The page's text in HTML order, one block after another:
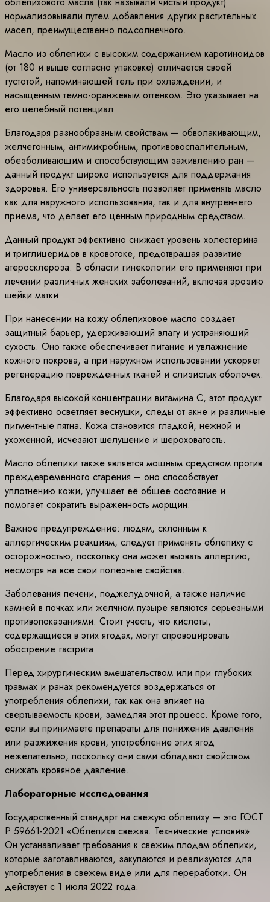
нормализовывали путем добавления других растительных
масел, преимущественно подсолнечного.
Масло из облепихи с высоким содержанием каротиноидов
(от 180 и выше согласно упаковке) отличается своей
густотой, напоминающей гель при охлаждении, и
насыщенным темно-оранжевым оттенком. Это указывает на
его целебный потенциал.
Благодаря разнообразным свойствам — обволакивающим,
желчегонным, антимикробным, противовоспалительным,
обезболивающим и способствующим заживлению ран —
данный продукт широко используется для поддержания
здоровья. Его универсальность позволяет применять масло
как для наружного использования, так и для внутреннего
приема, что делает его ценным природным средством.
Данный продукт эффективно снижает уровень холестерина
и триглицеридов в кровотоке, предотвращая развитие
атеросклероза. В области гинекологии его применяют при
лечении различных женских заболеваний, включая эрозию
шейки матки.
При нанесении на кожу облепиховое масло создает
защитный барьер, удерживающий влагу и устраняющий
сухость. Оно также обеспечивает питание и увлажнение
кожного покрова, а при наружном использовании ускоряет
регенерацию поврежденных тканей и слизистых оболочек.
Благодаря высокой концентрации витамина C, этот продукт
эффективно осветляет веснушки, следы от акне и различные
пигментные пятна. Кожа становится гладкой, нежной и
ухоженной, исчезают шелушение и шероховатость.
Масло облепихи также является мощным средством против
преждевременного старения – оно способствует
уплотнению кожи, улучшает её общее состояние и
помогает сократить выраженность морщин.
Важное предупреждение: людям, склонным к
аллергическим реакциям, следует применять облепиху с
осторожностью, поскольку она может вызвать аллергию,
несмотря на все свои полезные свойства.
Заболевания печени, поджелудочной, а также наличие
камней в почках или желчном пузыре являются серьезными
противопоказаниями. Стоит учесть, что кислоты,
содержащиеся в этих ягодах, могут спровоцировать
обострение гастрита.
Перед хирургическим вмешательством или при глубоких
травмах и ранах рекомендуется воздержаться от
употребления облепихи, так как она влияет на
свертываемость крови, замедляя этот процесс. Кроме того,
если вы принимаете препараты для понижения давления
или разжижения крови, употребление этих ягод
нежелательно, поскольку они сами обладают свойством
снижать кровяное давление.
Лабораторные исследования
Государственный стандарт на свежую облепиху — это ГОСТ
Р 59661-2021 «Облепиха свежая. Технические условия».
Он устанавливает требования к свежим плодам облепихи,
которые заготавливаются, закупаются и реализуются для
употребления в свежем виде или для переработки. Он
действует с 1 июля 2022 года.